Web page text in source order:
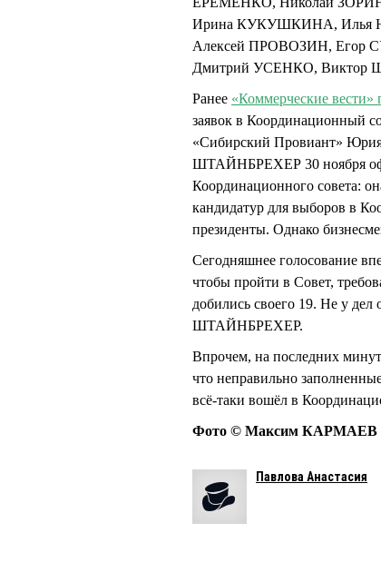
Ирина КУКУШКИНА, Илья
Алексей ПРОВОЗИН, Егор
Дмитрий УСЕНКО,
Ранее «Коммерческие вести»
заявок в Координационный
«Сибирский Провиант»
ШТАЙНБРЕХЕР 30 ноября
Координационного совета:
кандидатур для выборов в
президенты. Однако
Сегодняшнее голосование
чтобы пройти в Совет,
добились своего 19. Не у
ШТАЙНБРЕХЕР.
Впрочем, на последних
что неправильно
всё-таки вошёл в
Фото © Максим КАРМАЕВ
Павлова Анастасия